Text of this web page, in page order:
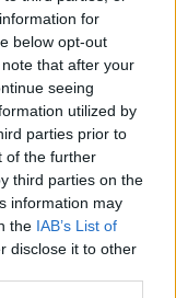
for
below opt-out
that after your
seeing
utilized by
parties prior to
of the further
third parties on the
information may
the IAB’s List of
disclose it to other
továbbra is igen
töretlen, a kisebb
mozgóátlagról
véget
szezon az
vállalatok nagy